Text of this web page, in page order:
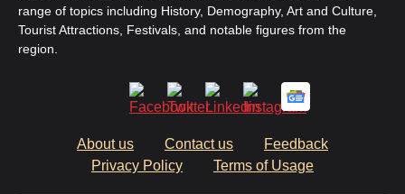
range of topics including History, Demography, Art and Culture,
Tourist Attractions, Festivals, and notable figures from the
region.
About us Contact us
Feedback
Privacy Policy
Terms of Usage